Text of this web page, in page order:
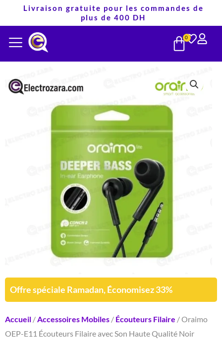
contenu
Livraison gratuite pour les commandes de
plus de 400 DH
0
Offre spéciale Ramadan, Économisez 33%
Accueil /Accessoires Mobiles / Écouteurs Filaire / Oraimo
OEP-E11 Écouteurs Filaire avec Son Haute Qualité Noir